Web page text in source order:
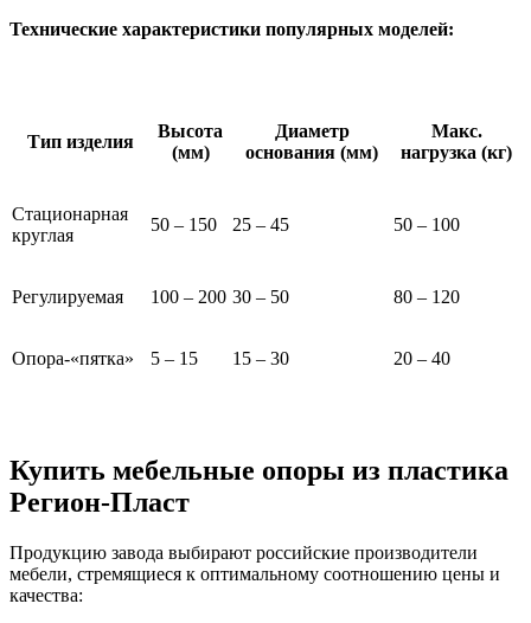
Технические характеристики популярных моделей:
Тип изделия
Высота
(мм)
Диаметр
основания (мм)
Макс.
нагрузка (кг)
Стационарная
круглая
50 – 150 25 – 45 50 – 100
Регулируемая 100 – 200 30 – 50 80 – 120
Опора-«пятка» 5 – 15 15 – 30 20 – 40
Купить мебельные опоры из пластика
Регион-Пласт
Продукцию завода выбирают российские производители
мебели, стремящиеся к оптимальному соотношению цены и
качества: